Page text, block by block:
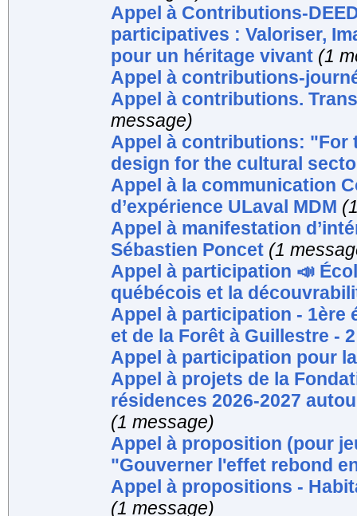
Appel à Contributions-
participatives : Valoriser,
pour un héritage vivant (1
Appel à contributions-
Appel à contributions.
message)
Appel à contributions: "For
design for the cultural
Appel à la communication
d’expérience ULaval MDM
Appel à manifestation
Sébastien Poncet (1
Appel à participation 📣
québécois et la
Appel à participation - 1ère
et de la Forêt à Guillestre -
Appel à participation pour
Appel à projets de la
résidences 2026-2027
(1 message)
Appel à proposition (pour
"Gouverner l'effet rebond
Appel à propositions -
(1 message)